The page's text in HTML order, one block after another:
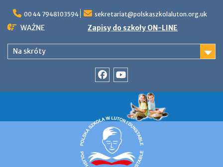
content
00 44 7948103594 sekretariat@polskaszkolaluton.org.uk
WAŻNE Zapisy do szkoły ON-LINE
Na skróty